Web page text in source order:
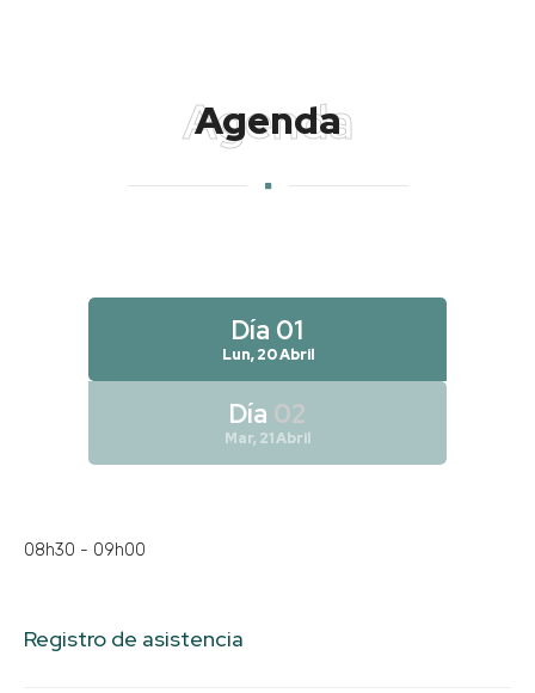
Agenda
Día 01
Lun, 20 Abril
Día 02
Mar, 21 Abril
08h30 - 09h00
Registro de asistencia